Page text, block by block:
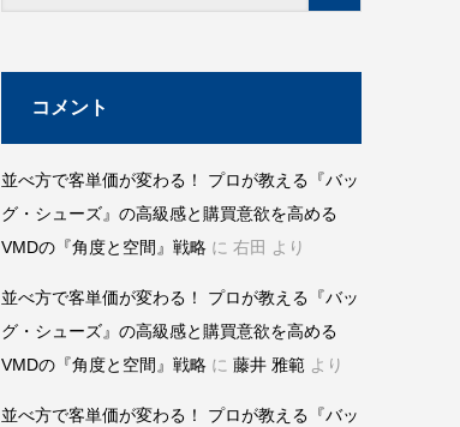
コメント
並べ方で客単価が変わる！ プロが教える『バッ
グ・シューズ』の高級感と購買意欲を高める
VMDの『角度と空間』戦略 に 右田 より
並べ方で客単価が変わる！ プロが教える『バッ
グ・シューズ』の高級感と購買意欲を高める
VMDの『角度と空間』戦略 に 藤井 雅範 より
並べ方で客単価が変わる！ プロが教える『バッ